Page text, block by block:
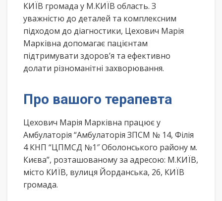
КИЇВ громада у М.КИЇВ область. З
уважністю до деталей та комплексним
підходом до діагностики, Цехович Марія
Марківна допомагає пацієнтам
підтримувати здоров’я та ефективно
долати різноманітні захворювання.
Про вашого терапевта
Цехович Марія Марківна працює у
Амбулаторія “Амбулаторія ЗПСМ № 14, Філія
4 КНП “ЦПМСД №1″ Оболонського району м.
Києва”, розташованому за адресою: М.КИЇВ,
місто КИЇВ, вулиця Йорданська, 26, КИЇВ
громада.